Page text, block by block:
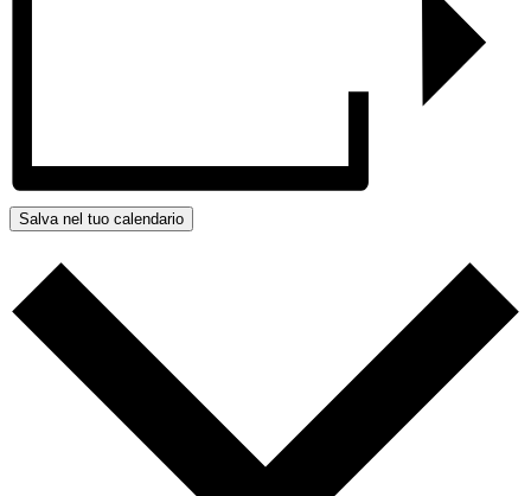
Salva nel tuo calendario